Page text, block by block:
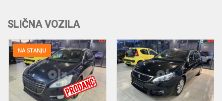
SLIČNA VOZILA
NA STANJU